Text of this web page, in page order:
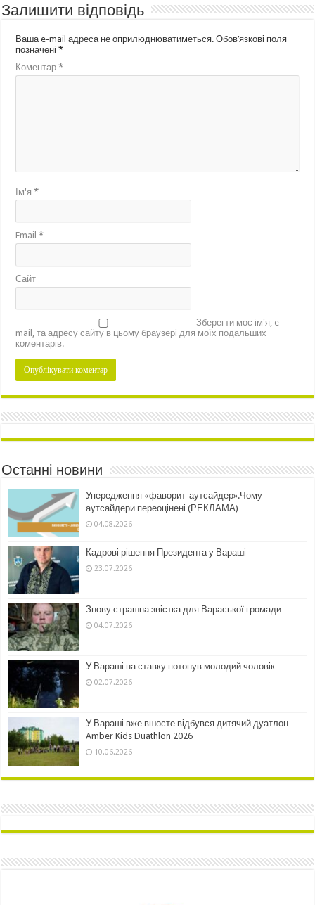
Залишити відповідь
Ваша e-mail адреса не оприлюднюватиметься. Обов’язкові поля
позначені*
Коментар*
Ім'я*
Email*
Сайт
Зберегти моє ім'я, e-
mail, та адресу сайту в цьому браузері для моїх подальших
коментарів.
Останні новини
Упередження «фаворит-аутсайдер».Чому
аутсайдери переоцінені (РЕКЛАМА)
04.08.2026
Кадрові рішення Президента у Вараші
23.07.2026
Знову страшна звістка для Вараської громади
04.07.2026
У Вараші на ставку потонув молодий чоловік
02.07.2026
У Вараші вже вшосте відбувся дитячий дуатлон
Amber Kids Duathlon 2026
10.06.2026